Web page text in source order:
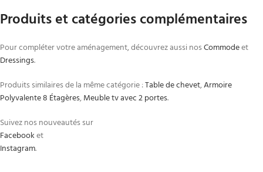
Produits et catégories complémentaires
Pour compléter votre aménagement, découvrez aussi nosCommodeet
Dressings.
Produits similaires de la même catégorie :Table de chevet,Armoire
Polyvalente 8 Étagères,Meuble tv avec 2 portes.
Suivez nos nouveautés sur
Facebooket
Instagram.